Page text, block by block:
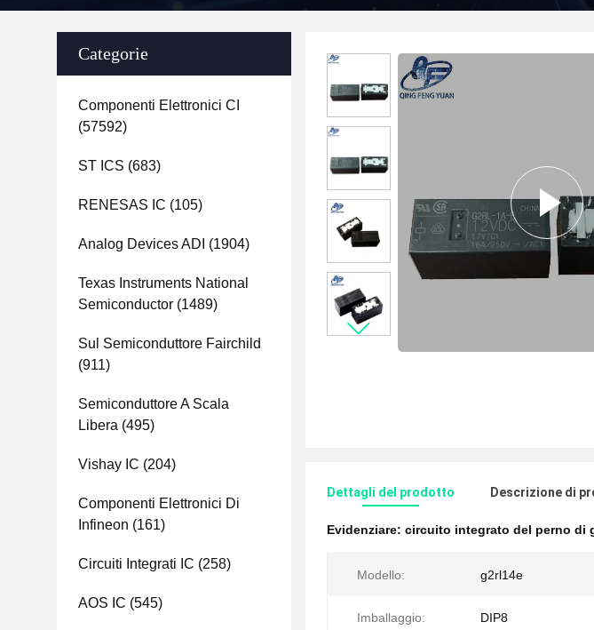
Categorie
Componenti Elettronici CI
(57592)
ST ICS (683)
RENESAS IC (105)
Analog Devices ADI (1904)
Texas Instruments National
Semiconductor (1489)
Sul Semiconduttore Fairchild
(911)
Semiconduttore A Scala
Libera (495)
Vishay IC (204)
Componenti Elettronici Di
Infineon (161)
Circuiti Integrati IC (258)
AOS IC (545)
Dettagli del prodotto Descrizione di
Evidenziare: circuito integrato del perno di
Modello: g2rl14e
Imballaggio: DIP8